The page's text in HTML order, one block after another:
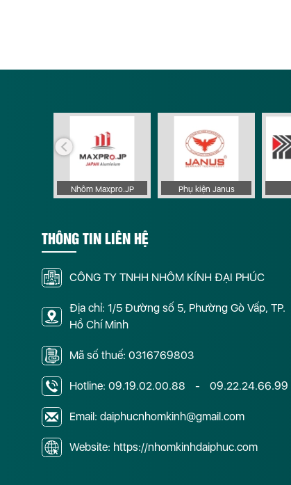
Nhôm Maxpro.JP Phụ kiện Janus
THÔNG TIN LIÊN HỆ
CÔNG TY TNHH NHÔM KÍNH ĐẠI PHÚC
Địa chỉ: 1/5 Đường số 5, Phường Gò Vấp, TP.
Hồ Chí Minh
Mã số thuế: 0316769803
Hotline: 09.19.02.00.88 - 09.22.24.66.99
Email: daiphucnhomkinh@gmail.com
Website: https://nhomkinhdaiphuc.com